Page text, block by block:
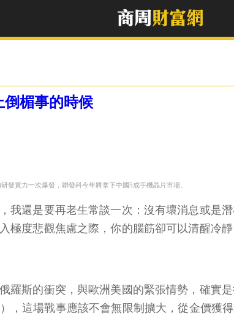
倒楣事的時候
發實力一次爆發，聯發科今年將拿下中國5成手機晶片市場。
我還是要再老生常談一次：沒有壞消息或是
極度悲觀焦慮之際，你的腦筋卻可以清醒冷
羅斯的衝突，與歐洲美國的緊張情勢，確實
，這場戰事應該不會無限制擴大，從金價獲